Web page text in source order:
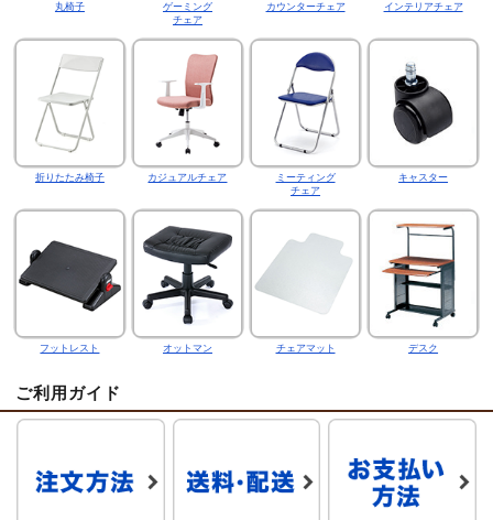
丸椅子
ゲーミング
チェア
カウンターチェア インテリアチェア
折りたたみ椅子 カジュアルチェア
ミーティング
チェア
キャスター
フットレスト オットマン チェアマット デスク
ご利用ガイド